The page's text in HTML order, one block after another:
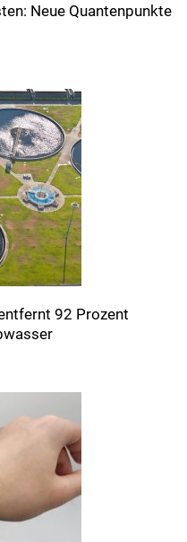
Neue Quantenpunkte
92 Prozent